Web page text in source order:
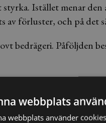
Istället menar
av förluster, och på det
bedrägeri. Påföljden
webbplats
webbplats använder